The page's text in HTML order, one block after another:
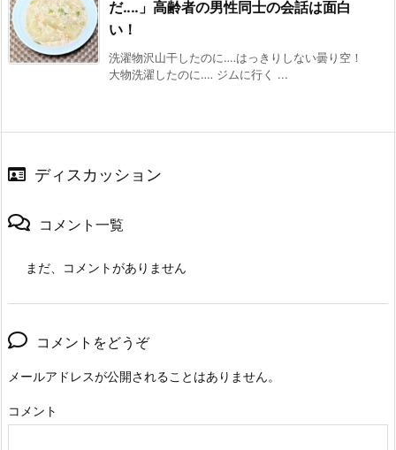
だ‥‥」高齢者の男性同士の会話は面白
い！
洗濯物沢山干したのに‥‥はっきりしない曇り空！
大物洗濯したのに‥‥ ジムに行く ...
ディスカッション
コメント一覧
まだ、コメントがありません
コメントをどうぞ
メールアドレスが公開されることはありません。
コメント